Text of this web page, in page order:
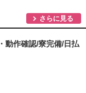
さらに見る
動作確認/寮完備/日払